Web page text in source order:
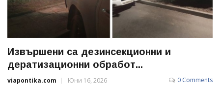
Извършени са дезинсекционни и
дератизационни обработ...
viapontika.com Юни 16, 2026 0 Comments